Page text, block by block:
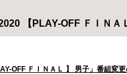
【PLAY-OFF ＦＩＮ
OFF ＦＩＮＡＬ 】 男子」 番組変